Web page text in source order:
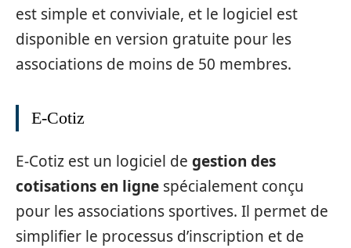
est simple et conviviale, et le logiciel est
disponible en version gratuite pour les
associations de moins de 50 membres.
E-Cotiz
E-Cotiz est un logiciel de gestion des
cotisations en ligne spécialement conçu
pour les associations sportives. Il permet de
simplifier le processus d’inscription et de